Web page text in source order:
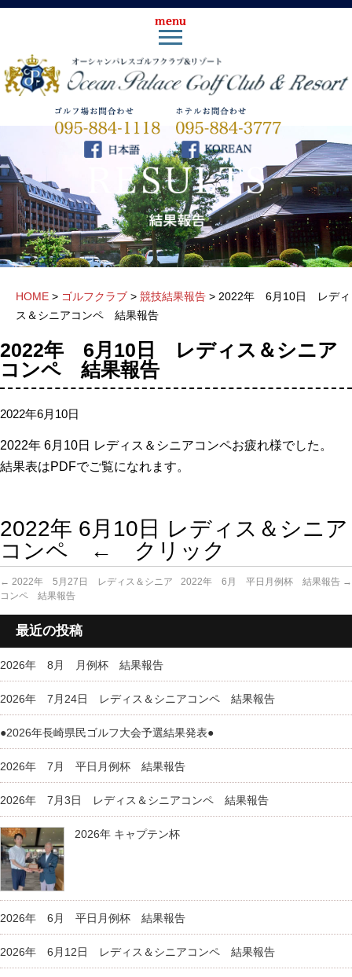
HOME > ゴルフクラブ > 競技結果報告 > 2022年 6月10日 レディ
ス＆シニアコンペ 結果報告
2022年 6月10日 レディス＆シニア
コンペ 結果報告
2022年6月10日
2022年 6月10日 レディス＆シニアコンペお疲れ様でした。
結果表はPDFでご覧になれます。
2022年 6月10日 レディス＆シニア
コンペ ← クリック
← 2022年 5月27日 レディス＆シニア
コンペ 結果報告
2022年 6月 平日月例杯 結果報告 →
最近の投稿
2026年 8月 月例杯 結果報告
2026年 7月24日 レディス＆シニアコンペ 結果報告
●2026年長崎県民ゴルフ大会予選結果発表●
2026年 7月 平日月例杯 結果報告
2026年 7月3日 レディス＆シニアコンペ 結果報告
2026年 キャプテン杯
2026年 6月 平日月例杯 結果報告
2026年 6月12日 レディス＆シニアコンペ 結果報告